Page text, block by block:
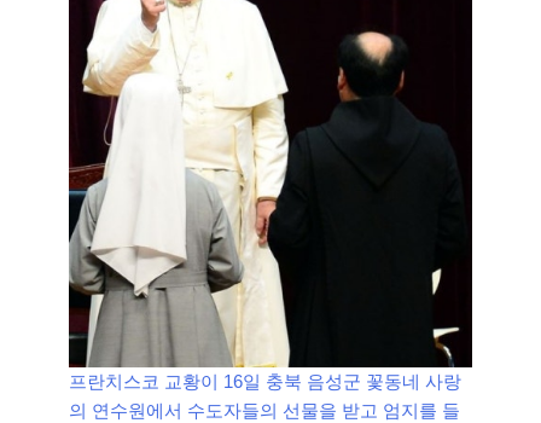
프란치스코 교황이 16일 충북 음성군 꽃동네 사랑
의 연수원에서 수도자들의 선물을 받고 엄지를 들